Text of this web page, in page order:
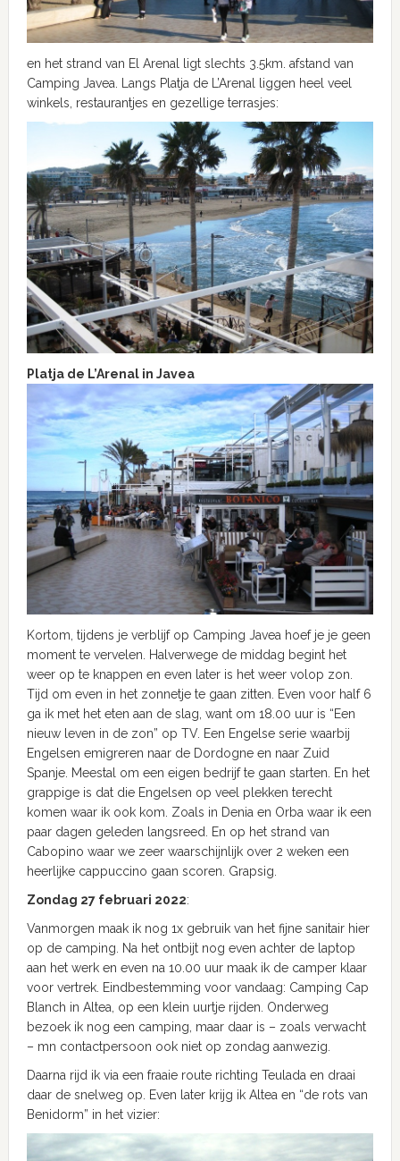
en het strand van El Arenal ligt slechts 3.5km. afstand van
Camping Javea. Langs Platja de L’Arenal liggen heel veel
winkels, restaurantjes en gezellige terrasjes:
Platja de L’Arenal in Javea
Kortom, tijdens je verblijf op Camping Javea hoef je je geen
moment te vervelen. Halverwege de middag begint het
weer op te knappen en even later is het weer volop zon.
Tijd om even in het zonnetje te gaan zitten. Even voor half 6
ga ik met het eten aan de slag, want om 18.00 uur is “Een
nieuw leven in de zon” op TV. Een Engelse serie waarbij
Engelsen emigreren naar de Dordogne en naar Zuid
Spanje. Meestal om een eigen bedrijf te gaan starten. En het
grappige is dat die Engelsen op veel plekken terecht
komen waar ik ook kom. Zoals in Denia en Orba waar ik een
paar dagen geleden langsreed. En op het strand van
Cabopino waar we zeer waarschijnlijk over 2 weken een
heerlijke cappuccino gaan scoren. Grapsig.
Zondag 27 februari 2022:
Vanmorgen maak ik nog 1x gebruik van het fijne sanitair hier
op de camping. Na het ontbijt nog even achter de laptop
aan het werk en even na 10.00 uur maak ik de camper klaar
voor vertrek. Eindbestemming voor vandaag: Camping Cap
Blanch in Altea, op een klein uurtje rijden. Onderweg
bezoek ik nog een camping, maar daar is – zoals verwacht
– mn contactpersoon ook niet op zondag aanwezig.
Daarna rijd ik via een fraaie route richting Teulada en draai
daar de snelweg op. Even later krijg ik Altea en “de rots van
Benidorm” in het vizier: